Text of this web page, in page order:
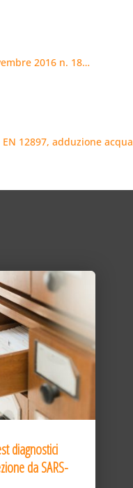
2016 n. 18…
12897, adduzione acqua
diagnostici
da SARS-